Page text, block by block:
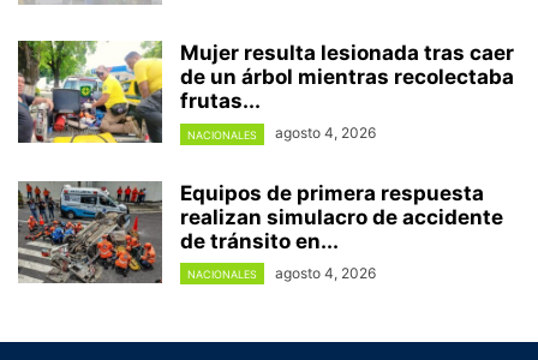
Mujer resulta lesionada tras caer
de un árbol mientras recolectaba
frutas...
NACIONALES agosto 4, 2026
Equipos de primera respuesta
realizan simulacro de accidente
de tránsito en...
NACIONALES agosto 4, 2026